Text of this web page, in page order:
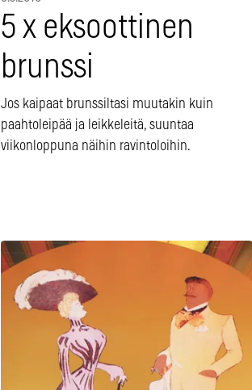
5 x eksoottinen
brunssi
Jos kaipaat brunssiltasi muutakin kuin
paahtoleipää ja leikkeleitä, suuntaa
viikonloppuna näihin ravintoloihin.